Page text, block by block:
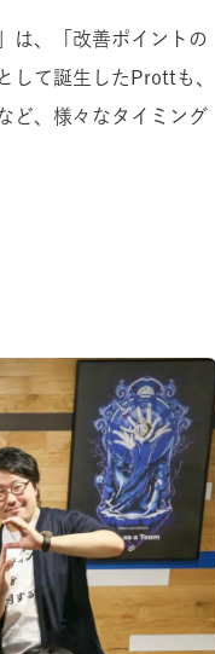
は、「改善ポイントの
して誕生したProttも、
ど、様々なタイミング